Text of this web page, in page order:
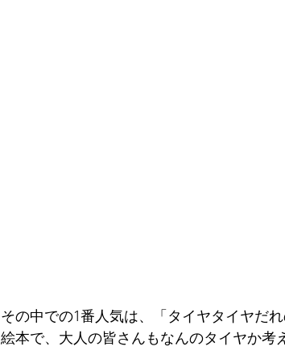
その中での1番人気は、「タイヤタイヤだ
絵本で、大人の皆さんもなんのタイヤか考